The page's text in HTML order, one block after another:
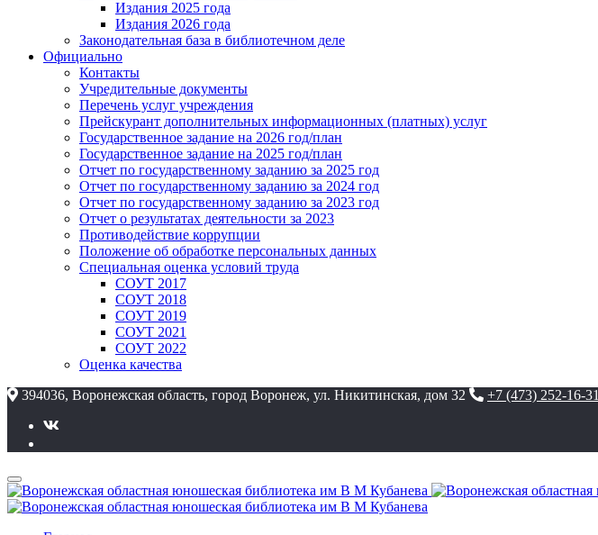
Издания 2025 года
Издания 2026 года
Законодательная база в библиотечном деле
Официально
Контакты
Учредительные документы
Перечень услуг учреждения
Прейскурант дополнительных информационных (платных) услуг
Государственное задание на 2026 год/план
Государственное задание на 2025 год/план
Отчет по государственному заданию за 2025 год
Отчет по государственному заданию за 2024 год
Отчет по государственному заданию за 2023 год
Отчет о результатах деятельности за 2023
Противодействие коррупции
Положение об обработке персональных данных
Специальная оценка условий труда
СОУТ 2017
СОУТ 2018
СОУТ 2019
СОУТ 2021
СОУТ 2022
Оценка качества
394036, Воронежская область, город Воронеж, ул. Никитинская, дом 32
+7 (473) 252-16-31